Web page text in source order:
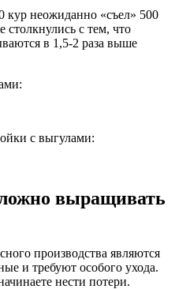
кур неожиданно «съел» 500
с тем, что
в 1,5‑2 раза выше
с выгулами:
выращивать
производства являются
и требуют особого ухода.
нести потери.